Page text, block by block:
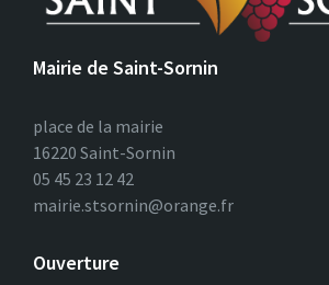
Mairie de Saint-Sornin
place de la mairie
16220 Saint-Sornin
05 45 23 12 42
mairie.stsornin@orange.fr
Ouverture